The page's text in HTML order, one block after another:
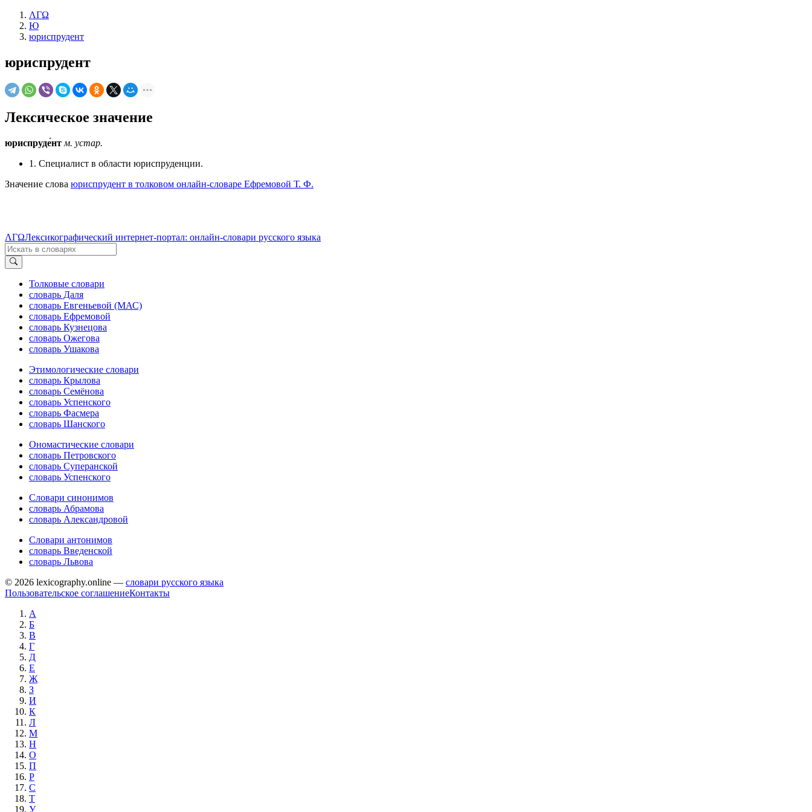
ΛΓΩ
Ю
юриспрудент
юриспрудент
Лексическое значение
юриспруде́нт м. устар.
1. Специалист в области юриспруденции.
Значение слова юриспрудент в толковом онлайн-словаре Ефремовой Т. Ф.
ΛΓΩЛексикографический интернет-портал: онлайн-словари русского языка
Толковые словари
словарь Даля
словарь Евгеньевой (МАС)
словарь Ефремовой
словарь Кузнецова
словарь Ожегова
словарь Ушакова
Этимологические словари
словарь Крылова
словарь Семёнова
словарь Успенского
словарь Фасмера
словарь Шанского
Ономастические словари
словарь Петровского
словарь Суперанской
словарь Успенского
Словари синонимов
словарь Абрамова
словарь Александровой
Словари антонимов
словарь Введенской
словарь Львова
© 2026 lexicography.online — словари русского языка
Пользовательское соглашениеКонтакты
А
Б
В
Г
Д
Е
Ж
З
И
К
Л
М
Н
О
П
Р
С
Т
У